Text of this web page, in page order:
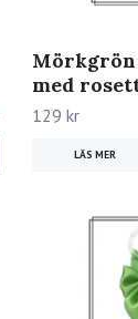
med
129 kr
LÄS MER